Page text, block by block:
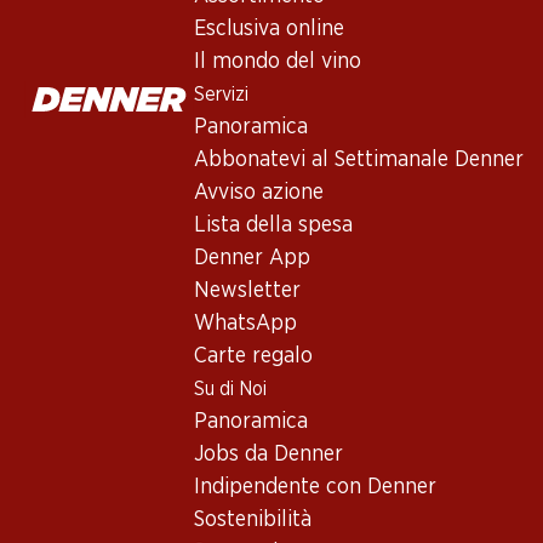
Esclusiva online
Il mondo del vino
Servizi
Panoramica
Abbonatevi al Settimanale Denner
Avviso azione
Lista della spesa
Denner App
Newsletter
WhatsApp
Carte regalo
Su di Noi
Panoramica
Jobs da Denner
Indipendente con Denner
Sostenibilità
Sauvignon Blanc - la star